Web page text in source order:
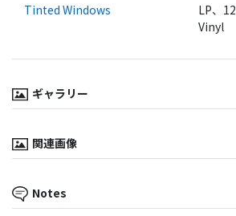
Tinted Windows
LP、
Vinyl
ギャラリー
関連画像
Notes